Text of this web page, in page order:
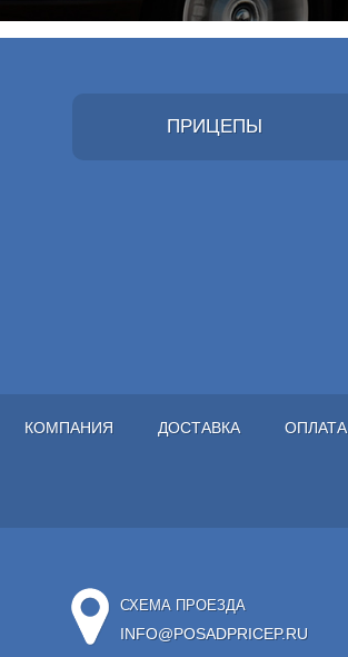
ПРИЦЕПЫ
КОМПАНИЯ ДОСТАВКА ОПЛАТА
СХЕМА ПРОЕЗДА
INFO@POSADPRICEP.RU